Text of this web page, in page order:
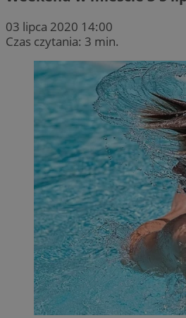
03 lipca 2020 14:00
Czas czytania: 3 min.